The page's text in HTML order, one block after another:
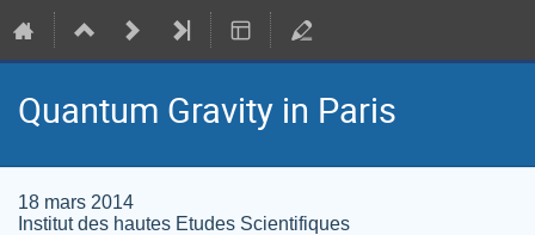
Quantum Gravity in Paris­­­
18 mars 2014
Institut des hautes Etudes Scientifiques